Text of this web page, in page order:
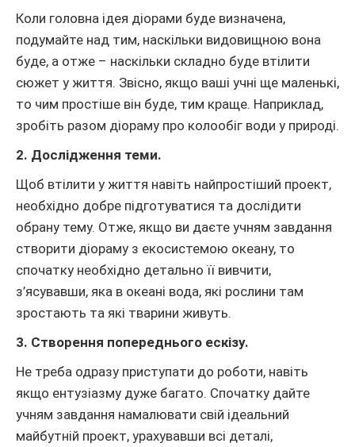
Коли головна ідея діорами буде визначена,
подумайте над тим, наскільки видовищною вона
буде, а отже – наскільки складно буде втілити
сюжет у життя. Звісно, якщо ваші учні ще маленькі,
то чим простіше він буде, тим краще. Наприклад,
зробіть разом діораму про колообіг води у природі.
2. Дослідження теми.
Щоб втілити у життя навіть найпростіший проект,
необхідно добре підготуватися та дослідити
обрану тему. Отже, якщо ви даєте учням завдання
створити діораму з екосистемою океану, то
спочатку необхідно детально її вивчити,
з’ясувавши, яка в океані вода, які рослини там
зростають та які тварини живуть.
3. Створення попереднього ескізу.
Не треба одразу приступати до роботи, навіть
якщо ентузіазму дуже багато. Спочатку дайте
учням завдання намалювати свій ідеальний
майбутній проект, урахувавши всі деталі,